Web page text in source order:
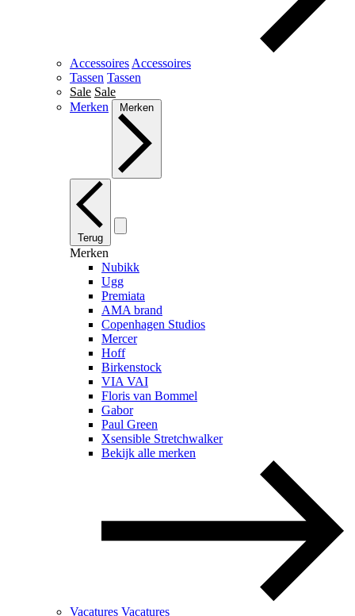
Accessoires Accessoires
Tassen Tassen
Sale Sale
Merken
Merken
Terug
Merken
Nubikk
Ugg
Premiata
AMA brand
Copenhagen Studios
Mercer
Hoff
Birkenstock
VIA VAI
Floris van Bommel
Gabor
Paul Green
Xsensible Stretchwalker
Bekijk alle merken
Vacatures Vacatures